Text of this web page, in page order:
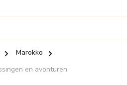
Marokko
en avonturen